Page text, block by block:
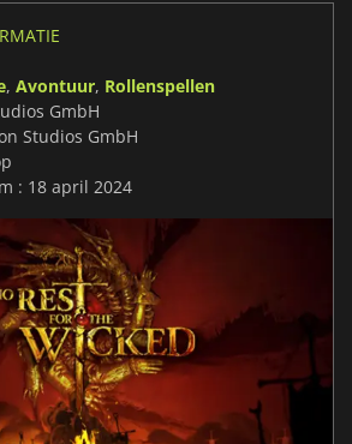
, Avontuur, Rollenspellen
GmbH
Studios GmbH
: 18 april 2024